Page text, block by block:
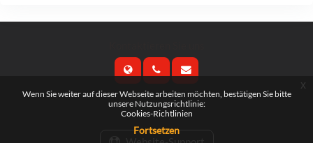
Folgen Sie uns
Wenn Sie weiter auf dieser Webseite arbeiten möchten, bestätigen Sie bitte
unsere Nutzungsrichtlinie:
Cookies-Richtlinien
Fortsetzen
x